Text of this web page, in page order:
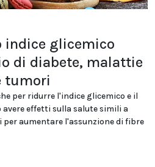
indice glicemico
di diabete, malattie
tumori
per ridurre l'indice glicemico e il
effetti sulla salute simili a
per aumentare l'assunzione di fibre